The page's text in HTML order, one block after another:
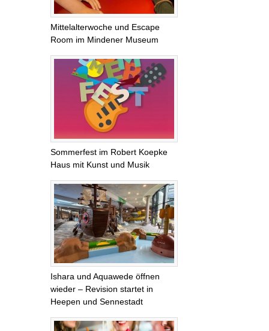
Mittelalterwoche und Escape
Room im Mindener Museum
Sommerfest im Robert Koepke
Haus mit Kunst und Musik
Ishara und Aquawede öffnen
wieder – Revision startet in
Heepen und Sennestadt